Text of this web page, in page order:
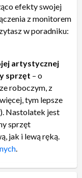
efekty swojej
z monitorem
w poradniku:
artystycznej
sprzęt – o
roboczym, z
tym lepsze
Nastolatek jest
sprzęt
jak i lewą ręką.
.